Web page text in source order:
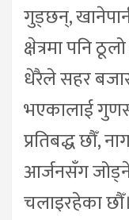
गुड्छन्,
क्षेत्रमा पनि
धेरैले सहर
भएकालाई
प्रतिबद्ध छौँ,
आर्जनसँग
चलाइरहेका